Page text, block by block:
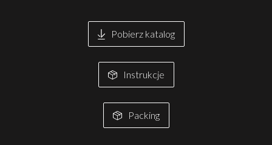
Pobierz katalog
Instrukcje
Packing